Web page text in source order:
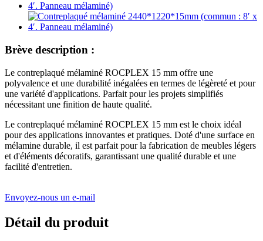
Brève description :
Le contreplaqué mélaminé ROCPLEX 15 mm offre une
polyvalence et une durabilité inégalées en termes de légèreté et pour
une variété d'applications. Parfait pour les projets simplifiés
nécessitant une finition de haute qualité.
Le contreplaqué mélaminé ROCPLEX 15 mm est le choix idéal
pour des applications innovantes et pratiques. Doté d'une surface en
mélamine durable, il est parfait pour la fabrication de meubles légers
et d'éléments décoratifs, garantissant une qualité durable et une
facilité d'entretien.
Envoyez-nous un e-mail
Détail du produit